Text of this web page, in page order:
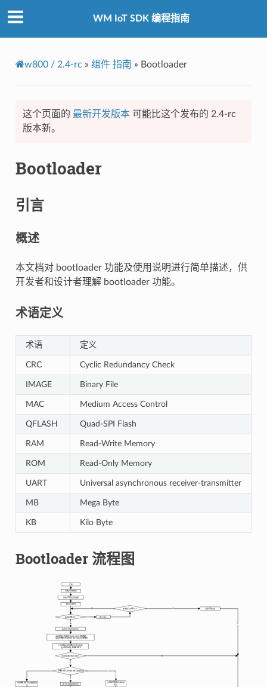
WM IoT SDK 编程指南
w800 / 2.4-rc » 组件 指南 » Bootloader
这个页面的 最新开发版本可能比这个发布的 2.4-rc
版本新。
Bootloader
引言
概述
本文档对 bootloader 功能及使用说明进行简单描述，供
开发者和设计者理解 bootloader 功能。
术语定义
术语 定义
CRC Cyclic Redundancy Check
IMAGE Binary File
MAC Medium Access Control
QFLASH Quad-SPI Flash
RAM Read-Write Memory
ROM Read-Only Memory
UART Universal asynchronous receiver-transmitter
MB Mega Byte
KB Kilo Byte
Bootloader 流程图